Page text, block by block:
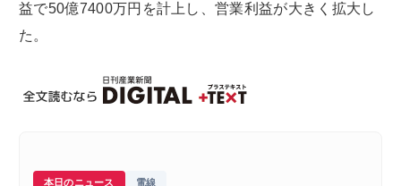
益で50億7400万円を計上し、営業利益が大きく拡大し
た。
本日のニュース 電線